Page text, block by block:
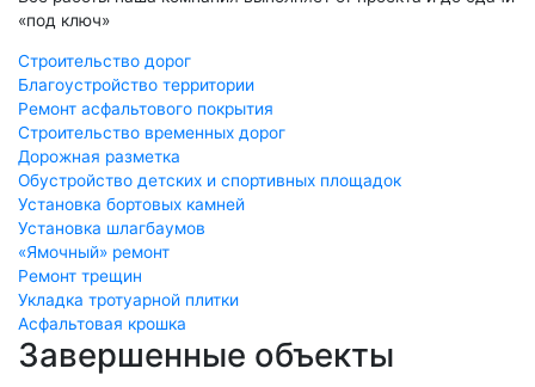
«под ключ»
Строительство дорог
Благоустройство территории
Ремонт асфальтового покрытия
Строительство временных дорог
Дорожная разметка
Обустройство детских и спортивных площадок
Установка бортовых камней
Установка шлагбаумов
«Ямочный» ремонт
Ремонт трещин
Укладка тротуарной плитки
Асфальтовая крошка
Завершенные объекты